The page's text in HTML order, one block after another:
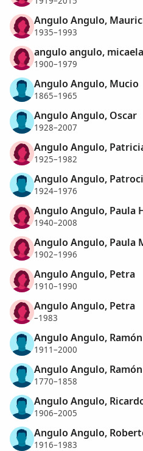
Angulo Angulo,
1935–1993
angulo angulo, micaela
1900–1979
Angulo Angulo, Mucio
1865–1965
Angulo Angulo, Oscar
1928–2007
Angulo Angulo,
1925–1982
Angulo Angulo,
1924–1976
Angulo Angulo, Paula
1940–2008
Angulo Angulo, Paula
1902–1996
Angulo Angulo, Petra
1910–1990
Angulo Angulo, Petra
–1983
Angulo Angulo, Ramón
1911–2000
Angulo Angulo,
1770–1858
Angulo Angulo,
1906–2005
Angulo Angulo,
1916–1983